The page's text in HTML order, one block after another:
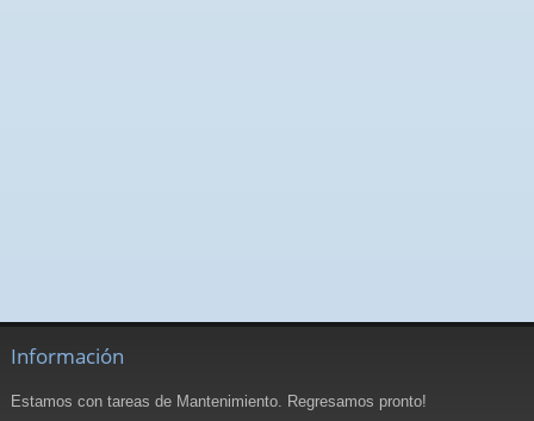
Información
Estamos con tareas de Mantenimiento. Regresamos pronto!